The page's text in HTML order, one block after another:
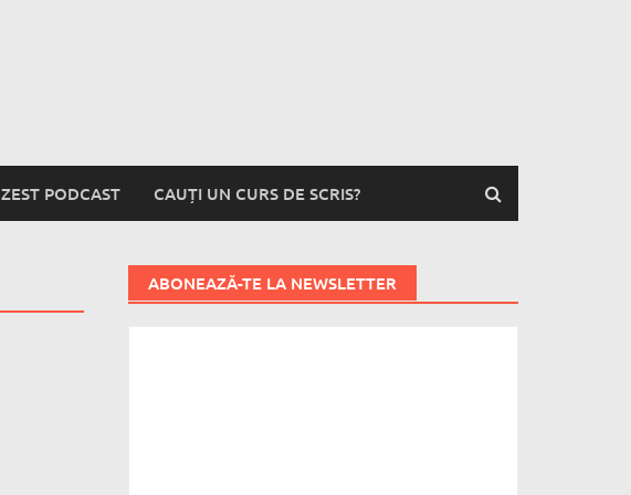
ZEST PODCAST CAUȚI UN CURS DE SCRIS?
ABONEAZĂ-TE LA NEWSLETTER